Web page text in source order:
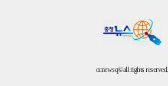
ccnewsq©all rights reserved.